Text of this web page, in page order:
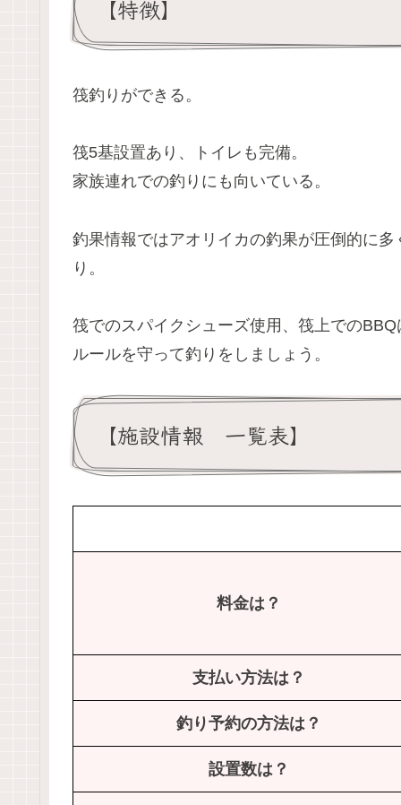
【特徴】
筏釣りができる。
筏5基設置あり、トイレも完備。
家族連れでの釣りにも向いている。
釣果情報ではアオリイカの釣果が圧倒的に
り。
筏でのスパイクシューズ使用、筏上での
ルールを守って釣りをしましょう。
【施設情報 一覧表】
料金は？
支払い方法は？
釣り予約の方法は？
設置数は？